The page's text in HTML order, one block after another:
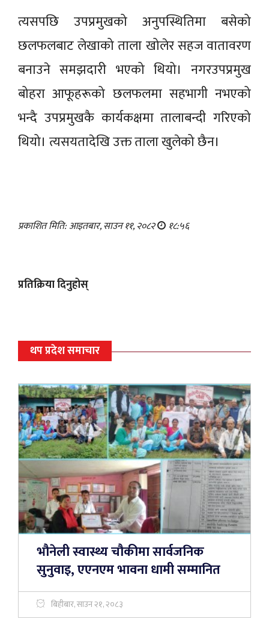
त्यसपछि उपप्रमुखको अनुपस्थितिमा बसेको
छलफलबाट लेखाको ताला खोलेर सहज वातावरण
बनाउने समझदारी भएको थियो। नगरउपप्रमुख
बोहरा आफूहरूको छलफलमा सहभागी नभएको
भन्दै उपप्रमुखकै कार्यकक्षमा तालाबन्दी गरिएको
थियो। त्यसयतादेखि उक्त ताला खुलेको छैन।
प्रकाशित मिति: आइतबार, साउन ११, २०८२ १८:५६
प्रतिक्रिया दिनुहोस्
थप प्रदेश समाचार
भौनेली स्वास्थ्य चौकीमा सार्वजनिक
सुनुवाइ, एएनएम भावना धामी सम्मानित
बिहीबार, साउन २१, २०८३